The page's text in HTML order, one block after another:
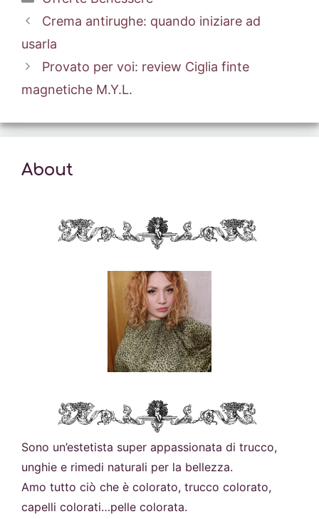
Crema antirughe: quando iniziare ad
usarla
Provato per voi: review Ciglia finte
magnetiche M.Y.L.
About
Sono un’estetista super appassionata di trucco,
unghie e rimedi naturali per la bellezza.
Amo tutto ciò che è colorato, trucco colorato,
capelli colorati…pelle colorata.